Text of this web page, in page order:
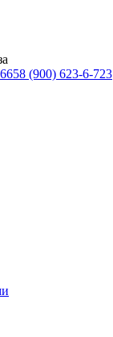
8 (900) 623-6-723